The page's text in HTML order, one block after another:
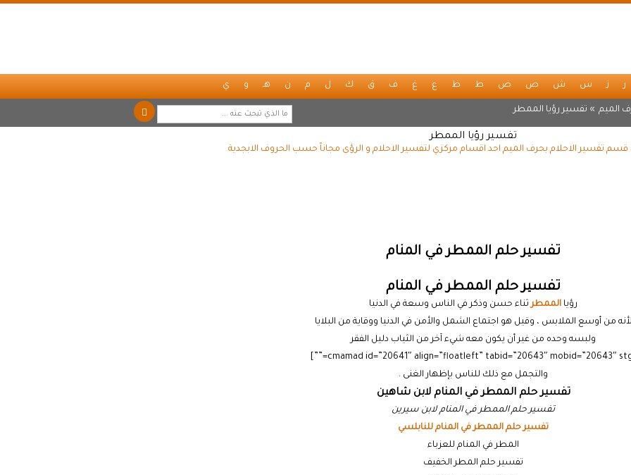
ر ز س ش ص ض ط ظ ع غ ف ق ك ل م ن هـ و ي
الميم » تفسير رؤيا الممطر
تفسير رؤيا الممطر
تفسير الاحلام بحرف الميم احد اقسام مركزي لتفسير الاحلام و الرؤى مجاناً حسب الحروف الابجدية
تفسير حلم الممطر في المنام
تفسير حلم الممطر في المنام
رؤيا الممطرثناء حسن وذكر في الناس وسعة في الدنيا
لأنه من أوسع الملابس ، وقيل هو اجتماع الشمل والأمن في الدنيا ووقاية من البلايا
ولبسه وحده من غير أن يكون معه شيء آخر من الثياب دليل الفقر
والتجمل مع ذلك للناس بإظهار الغنى .
تفسير حلم الممطر في المنام لابن شاهين
تفسير حلم الممطر في المنام لابن سيرين
تفسير حلم الممطر في المنام للنابلسي
المطر في المنام للعزباء
تفسير حلم المطر الخفيف